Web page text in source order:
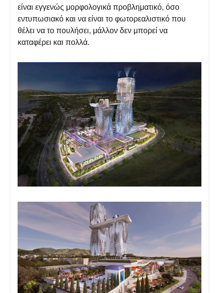
είναι εγγενώς μορφολογικά προβληματικό, όσο
εντυπωσιακό και να είναι το φωτορεαλιστικό που
θέλει να το πουλήσει, μάλλον δεν μπορεί να
καταφέρει και πολλά.